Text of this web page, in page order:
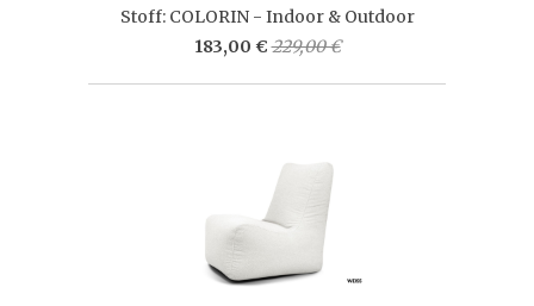
Stoff: COLORIN - Indoor & Outdoor
183,00 €229,00 €